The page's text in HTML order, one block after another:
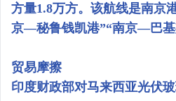
方量1.8万方。该航线是南京
京—秘鲁钱凯港”“南京—巴
贸易摩擦
印度财政部对马来西亚光伏